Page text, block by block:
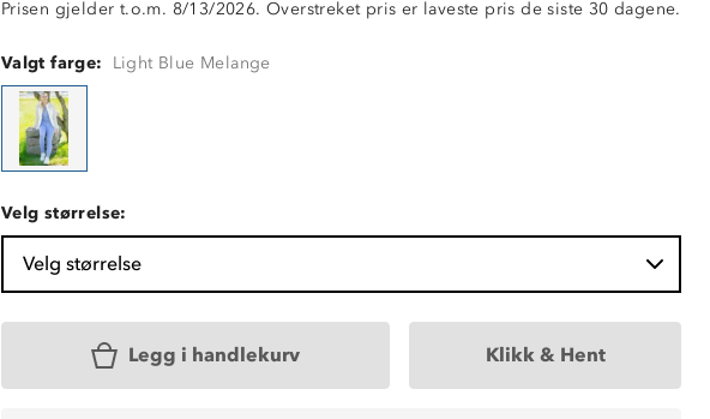
Prisen gjelder t.o.m. 8/13/2026. Overstreket pris er laveste pris de siste 30 dagene.
Valgt farge: Light Blue Melange
Velg størrelse:
Velg størrelse
Legg i handlekurv Klikk & Hent